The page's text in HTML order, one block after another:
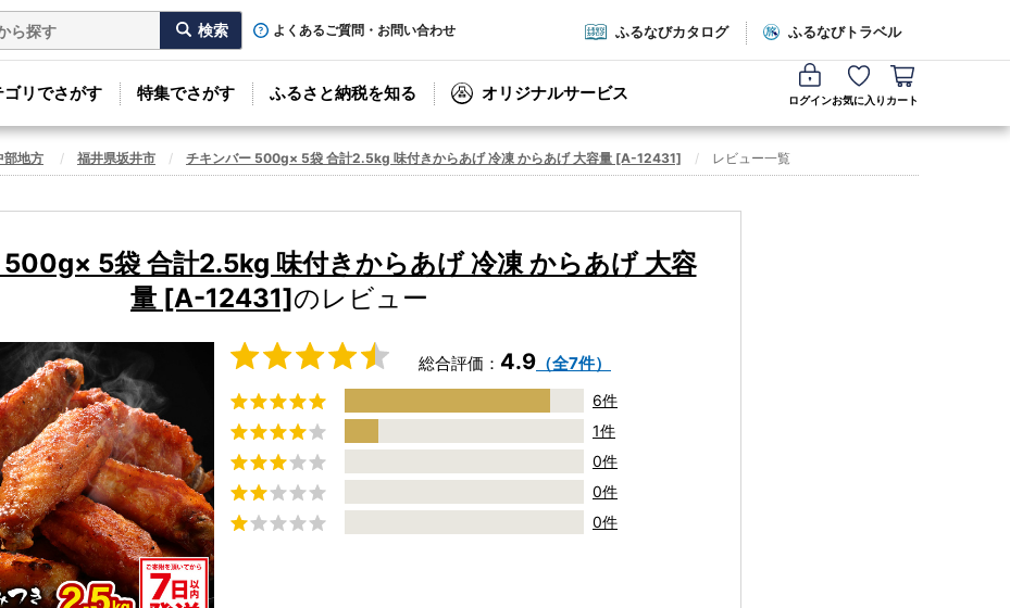
よくあるご質問・お問い合わせ ふるなびカタログ ふるなびトラベル
ゴリでさがす 特集でさがす ふるさと納税を知る オリジナルサービス ログインお気に入り カート
部地方 福井県坂井市 チキンバー 500g× 5袋 合計2.5kg 味付きからあげ 冷凍 からあげ 大容量 [A-12431] レビュー一覧
5袋 合計2.5kg 味付きからあげ 冷凍 からあげ 大容
量 [A-12431]のレビュー
総合評価： 4.9 （全7件）
6件
1件
0件
0件
0件